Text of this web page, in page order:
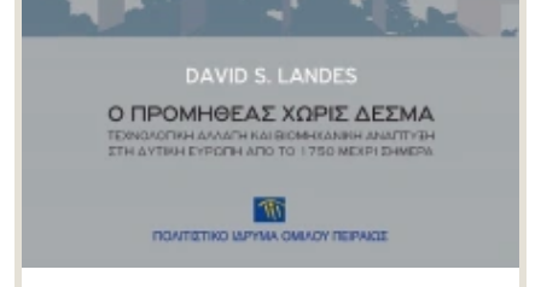
Σπύρος I. Ασδραχάς(1)
Σταύρος Μαμαλούκος(0)
Σταυρούλα-Βίλλυ Φωτοπούλου